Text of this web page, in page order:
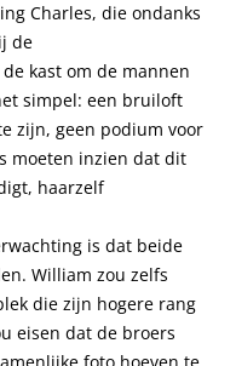
Charles, die ondanks
de
kast om de mannen
simpel: een bruiloft
zijn, geen podium voor
moeten inzien dat dit
haarzelf
is dat beide
William zou zelfs
die zijn hogere rang
eisen dat de broers